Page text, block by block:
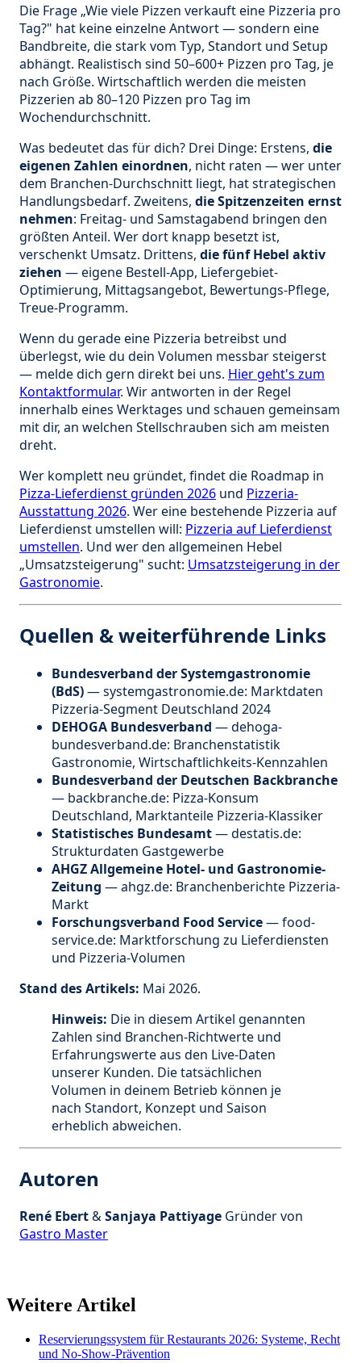
Die Frage „Wie viele Pizzen verkauft eine Pizzeria pro
Tag?" hat keine einzelne Antwort — sondern eine
Bandbreite, die stark vom Typ, Standort und Setup
abhängt. Realistisch sind 50–600+ Pizzen pro Tag, je
nach Größe. Wirtschaftlich werden die meisten
Pizzerien ab 80–120 Pizzen pro Tag im
Wochendurchschnitt.
Was bedeutet das für dich? Drei Dinge: Erstens, die
eigenen Zahlen einordnen, nicht raten — wer unter
dem Branchen-Durchschnitt liegt, hat strategischen
Handlungsbedarf. Zweitens, die Spitzenzeiten ernst
nehmen: Freitag- und Samstagabend bringen den
größten Anteil. Wer dort knapp besetzt ist,
verschenkt Umsatz. Drittens, die fünf Hebel aktiv
ziehen — eigene Bestell-App, Liefergebiet-
Optimierung, Mittagsangebot, Bewertungs-Pflege,
Treue-Programm.
Wenn du gerade eine Pizzeria betreibst und
überlegst, wie du dein Volumen messbar steigerst
— melde dich gern direkt bei uns. Hier geht's zum
Kontaktformular. Wir antworten in der Regel
innerhalb eines Werktages und schauen gemeinsam
mit dir, an welchen Stellschrauben sich am meisten
dreht.
Wer komplett neu gründet, findet die Roadmap in
Pizza-Lieferdienst gründen 2026 und Pizzeria-
Ausstattung 2026. Wer eine bestehende Pizzeria auf
Lieferdienst umstellen will: Pizzeria auf Lieferdienst
umstellen. Und wer den allgemeinen Hebel
„Umsatzsteigerung" sucht: Umsatzsteigerung in der
Gastronomie.
Quellen & weiterführende Links
Bundesverband der Systemgastronomie
(BdS)— systemgastronomie.de: Marktdaten
Pizzeria-Segment Deutschland 2024
DEHOGA Bundesverband — dehoga-
bundesverband.de: Branchenstatistik
Gastronomie, Wirtschaftlichkeits-Kennzahlen
Bundesverband der Deutschen Backbranche
— backbranche.de: Pizza-Konsum
Deutschland, Marktanteile Pizzeria-Klassiker
Statistisches Bundesamt— destatis.de:
Strukturdaten Gastgewerbe
AHGZ Allgemeine Hotel- und Gastronomie-
Zeitung — ahgz.de: Branchenberichte Pizzeria-
Markt
Forschungsverband Food Service— food-
service.de: Marktforschung zu Lieferdiensten
und Pizzeria-Volumen
Stand des Artikels: Mai 2026.
Hinweis: Die in diesem Artikel genannten
Zahlen sind Branchen-Richtwerte und
Erfahrungswerte aus den Live-Daten
unserer Kunden. Die tatsächlichen
Volumen in deinem Betrieb können je
nach Standort, Konzept und Saison
erheblich abweichen.
Autoren
René Ebert&Sanjaya Pattiyage Gründer von
Gastro Master
Weitere Artikel
Reservierungssystem für Restaurants 2026: Systeme, Recht
und No-Show-Prävention